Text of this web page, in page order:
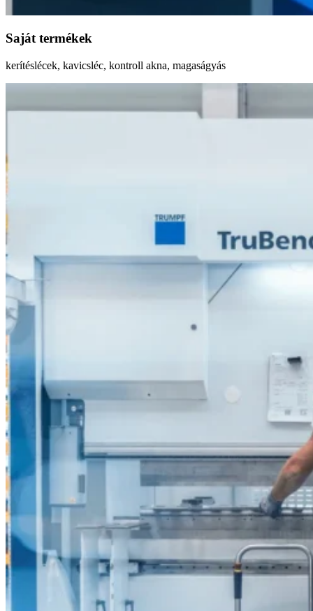
Saját termékek
kerítéslécek, kavicsléc, kontroll akna, magaságyás